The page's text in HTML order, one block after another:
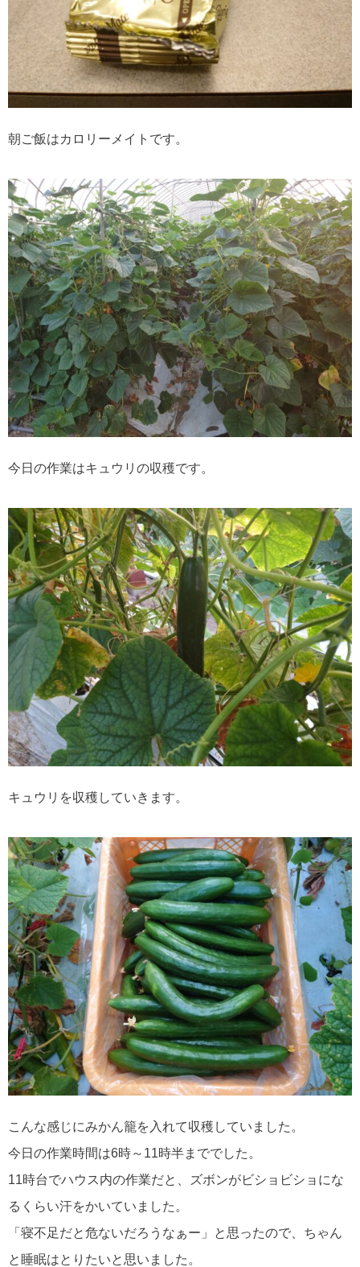
朝ご飯はカロリーメイトです。
今日の作業はキュウリの収穫です。
キュウリを収穫していきます。
こんな感じにみかん籠を入れて収穫していました。
今日の作業時間は6時～11時半まででした。
11時台でハウス内の作業だと、ズボンがビショビショにな
るくらい汗をかいていました。
「寝不足だと危ないだろうなぁー」と思ったので、ちゃん
と睡眠はとりたいと思いました。